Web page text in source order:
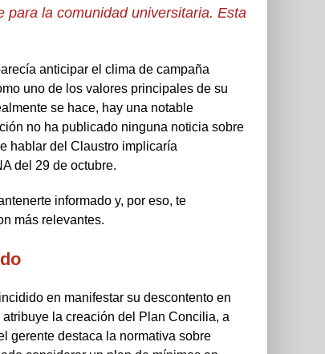
para la comunidad universitaria. Esta
anticipar el clima de campaña
uno de los valores principales de su
se hace, hay una notable
no ha publicado ninguna noticia sobre
hablar del Claustro implicaría
del 29 de octubre.
informado y, por eso, te
más relevantes.
en manifestar su descontento en
la creación del Plan Concilia, a
gerente destaca la normativa sobre